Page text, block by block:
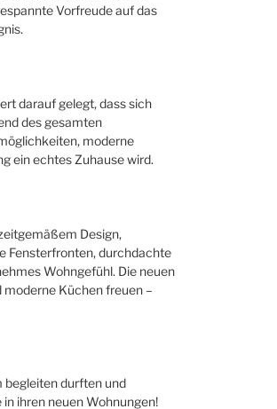
Vorfreude auf das
darauf gelegt, dass sich
des gesamten
moderne
ein echtes Zuhause wird.
Design,
Fensterfronten, durchdachte
Wohngefühl. Die neuen
Küchen freuen –
begleiten durften und
ihren neuen Wohnungen!